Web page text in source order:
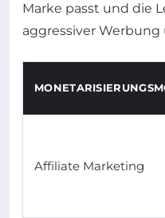
Marke passt und die
aggressiver
Affiliate Marketing